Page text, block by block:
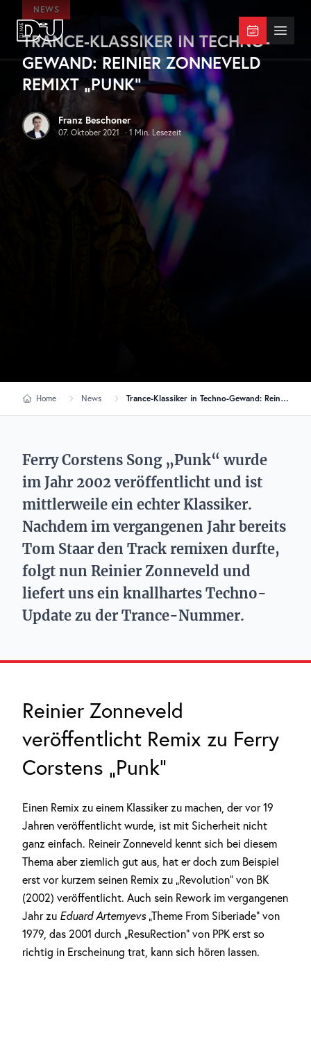
Zum Hauptinhalt springen
DJ Mag Germany Menü
NEWS
TRANCE-KLASSIKER IN TECHNO-
GEWAND: REINIER ZONNEVELD
REMIXT „PUNK“
Franz Beschoner
07. Oktober 2021 · 1 Min. Lesezeit
Home News Trance-Klassiker in Techno-Gewand: Reinier Zonneveld remixt „Punk“
Ferry Corstens Song „Punk“ wurde
im Jahr 2002 veröffentlicht und ist
mittlerweile ein echter Klassiker.
Nachdem im vergangenen Jahr bereits
Tom Staar den Track remixen durfte,
folgt nun Reinier Zonneveld und
liefert uns ein knallhartes Techno-
Update zu der Trance-Nummer.
Reinier Zonneveld
veröffentlicht Remix zu Ferry
Corstens „Punk“
Einen Remix zu einem Klassiker zu machen, der vor 19
Jahren veröffentlicht wurde, ist mit Sicherheit nicht
ganz einfach. Reineir Zonneveld kennt sich bei diesem
Thema aber ziemlich gut aus, hat er doch zum Beispiel
erst vor kurzem seinen Remix zu „Revolution“ von BK
(2002) veröffentlicht. Auch sein Rework im vergangenen
Jahr zu Eduard Artemyevs„Theme From Siberiade“ von
1979, das 2001 durch „ResuRection“ von PPK erst so
richtig in Erscheinung trat, kann sich hören lassen.